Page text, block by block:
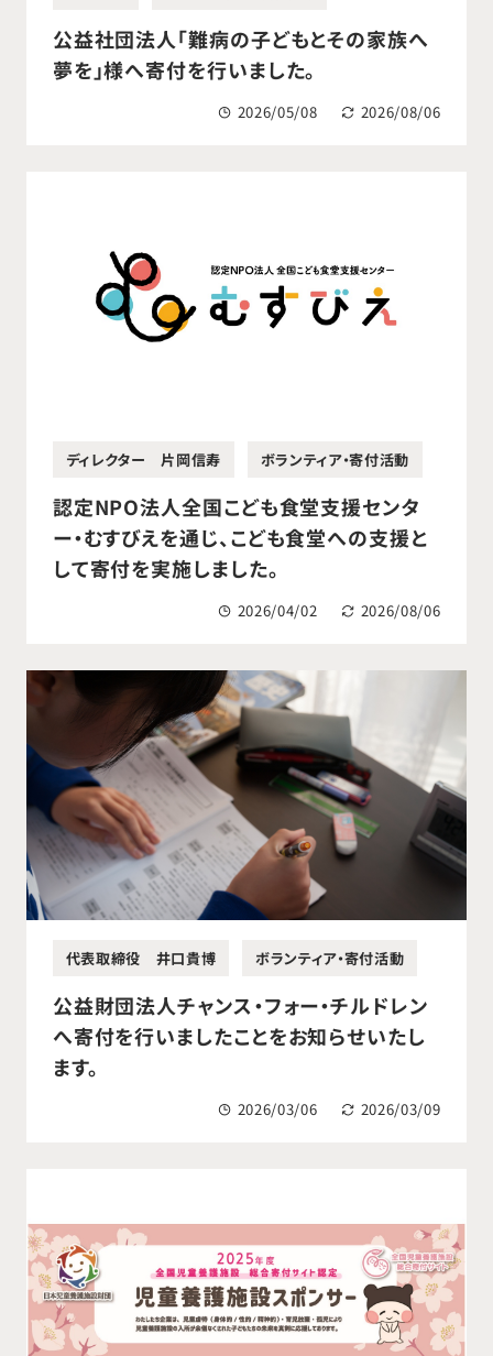
公益社団法人「難病の子どもとその家族へ
夢を」様へ寄付を行いました。
2026/05/08 2026/08/06
ディレクター 片岡信寿 ボランティア・寄付活動
認定NPO法人全国こども食堂支援センタ
ー・むすびえを通じ、こども食堂への支援と
して寄付を実施しました。
2026/04/02 2026/08/06
代表取締役 井口貴博 ボランティア・寄付活動
公益財団法人チャンス・フォー・チルドレン
へ寄付を行いましたことをお知らせいたし
ます。
2026/03/06 2026/03/09